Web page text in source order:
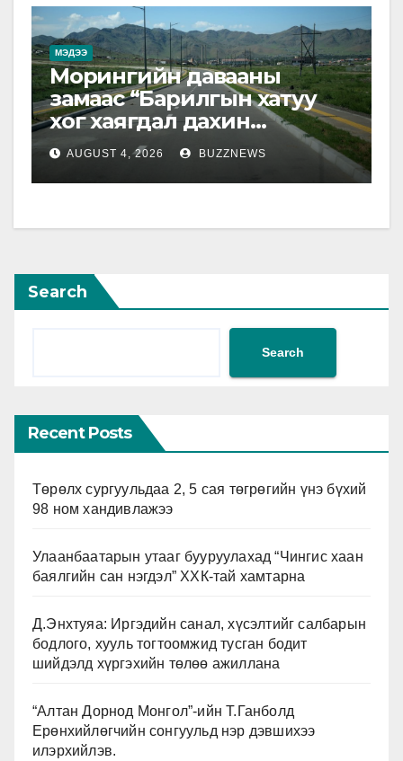
МЭДЭЭ
Морингийн давааны
замаас “Барилгын хатуу
хог хаягдал дахин
боловсруулах үйлдвэр”
хүртэлх 1.5 км урт авто зам
ашиглалтад орлоо
AUGUST 4, 2026 BUZZNEWS
Search
Search
Recent Posts
Төрөлх сургуульдаа 2, 5 сая төгрөгийн үнэ бүхий
98 ном хандивлажээ
Улаанбаатарын утааг бууруулахад “Чингис хаан
баялгийн сан нэгдэл” ХХК-тай хамтарна
Д.Энхтуяа: Иргэдийн санал, хүсэлтийг салбарын
бодлого, хууль тогтоомжид тусган бодит
шийдэлд хүргэхийн төлөө ажиллана
“Алтан Дорнод Монгол”-ийн Т.Ганболд
Ерөнхийлөгчийн сонгуульд нэр дэвшихээ
илэрхийлэв.